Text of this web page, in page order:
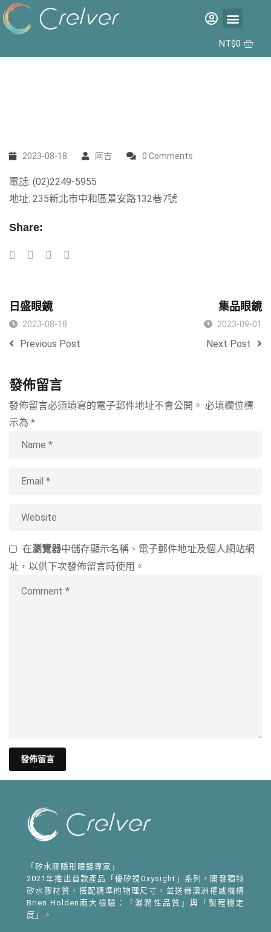
NT$0
2023-08-18 阿吉 0 Comments
電話: (02)2249-5955
地址: 235新北市中和區景安路132巷7號
Share:
日盛眼鏡
2023-08-18
Previous Post
集品眼鏡
2023-09-01
Next Post
發佈留言
發佈留言必須填寫的電子郵件地址不會公開。 必填欄位標
示為 *
在瀏覽器中儲存顯示名稱、電子郵件地址及個人網站網
址，以供下次發佈留言時使用。
「矽水膠隱形眼鏡專家」
2021年推出首款產品「優矽視Oxysight」系列，開發獨特
矽水膠材質，搭配精準的物理尺寸，並送様澳洲權威機構
Brien Holden兩大檢驗：「濕潤性品質」與「製程穩定
度」。